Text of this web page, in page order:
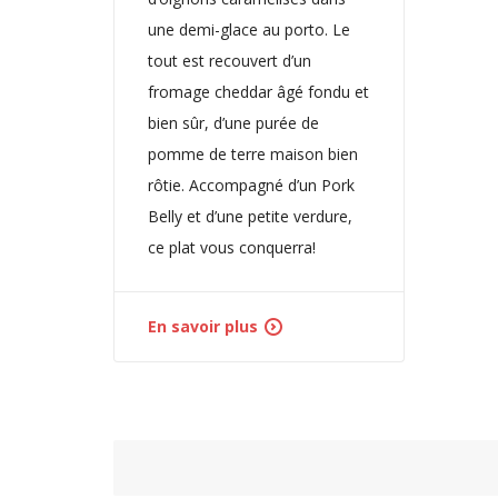
une demi-glace au porto. Le
tout est recouvert d’un
fromage cheddar âgé fondu et
bien sûr, d’une purée de
pomme de terre maison bien
rôtie. Accompagné d’un Pork
Belly et d’une petite verdure,
ce plat vous conquerra!
En savoir plus